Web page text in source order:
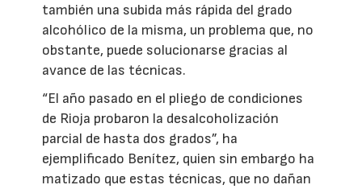
también una subida más rápida del grado
alcohólico de la misma, un problema que, no
obstante, puede solucionarse gracias al
avance de las técnicas.
“El año pasado en el pliego de condiciones
de Rioja probaron la desalcoholización
parcial de hasta dos grados”, ha
ejemplificado Benítez, quien sin embargo ha
matizado que estas técnicas, que no dañan